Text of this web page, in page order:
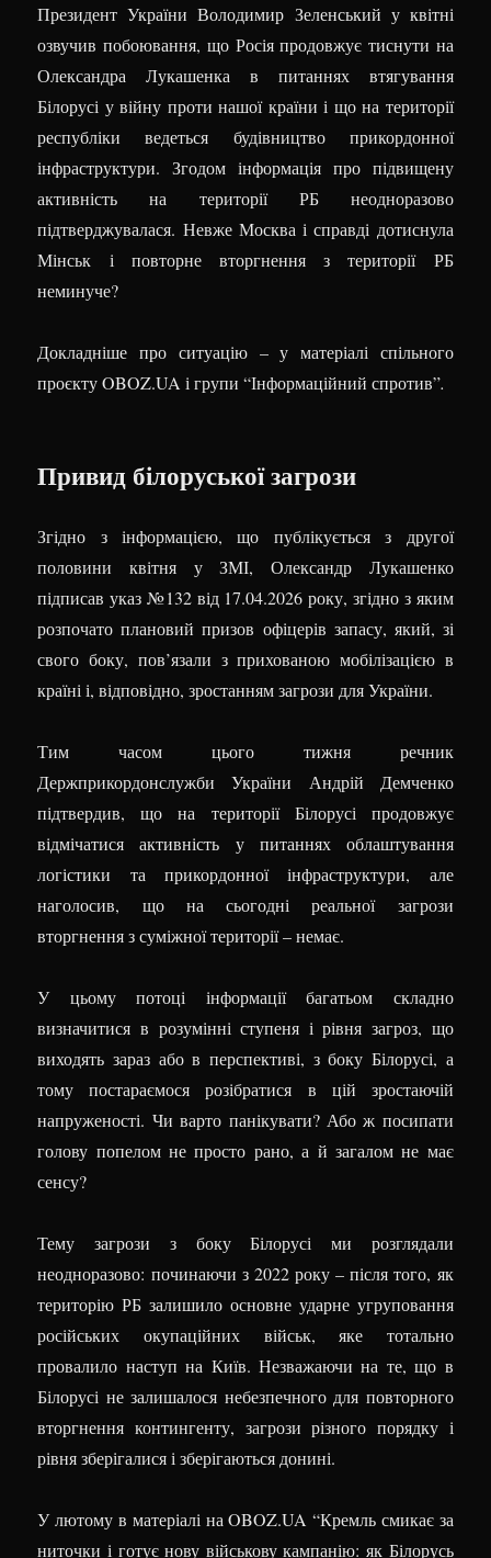
Президент України Володимир Зеленський у квітні
озвучив побоювання, що Росія продовжує тиснути на
Олександра Лукашенка в питаннях втягування
Білорусі у війну проти нашої країни і що на території
республіки ведеться будівництво прикордонної
інфраструктури. Згодом інформація про підвищену
активність на території РБ неодноразово
підтверджувалася. Невже Москва і справді дотиснула
Мінськ і повторне вторгнення з території РБ
неминуче?
Докладніше про ситуацію – у матеріалі спільного
проєкту OBOZ.UA і групи “Інформаційний спротив”.
Привид білоруської загрози
Згідно з інформацією, що публікується з другої
половини квітня у ЗМІ, Олександр Лукашенко
підписав указ №132 від 17.04.2026 року, згідно з яким
розпочато плановий призов офіцерів запасу, який, зі
свого боку, пов’язали з прихованою мобілізацією в
країні і, відповідно, зростанням загрози для України.
Тим часом цього тижня речник
Держприкордонслужби України Андрій Демченко
підтвердив, що на території Білорусі продовжує
відмічатися активність у питаннях облаштування
логістики та прикордонної інфраструктури, але
наголосив, що на сьогодні реальної загрози
вторгнення з суміжної території – немає.
У цьому потоці інформації багатьом складно
визначитися в розумінні ступеня і рівня загроз, що
виходять зараз або в перспективі, з боку Білорусі, а
тому постараємося розібратися в цій зростаючій
напруженості. Чи варто панікувати? Або ж посипати
голову попелом не просто рано, а й загалом не має
сенсу?
Тему загрози з боку Білорусі ми розглядали
неодноразово: починаючи з 2022 року – після того, як
територію РБ залишило основне ударне угруповання
російських окупаційних військ, яке тотально
провалило наступ на Київ. Незважаючи на те, що в
Білорусі не залишалося небезпечного для повторного
вторгнення контингенту, загрози різного порядку і
рівня зберігалися і зберігаються донині.
У лютому в матеріалі на OBOZ.UA “Кремль смикає за
ниточки і готує нову військову кампанію: як Білорусь